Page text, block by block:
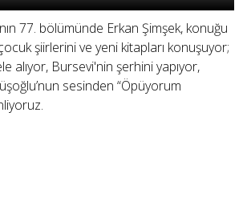
77. bölümünde Erkan Şimşek, konuğu
şiirlerini ve yeni kitapları konuşuyor;
alıyor, Bursevi'nin şerhini yapıyor,
sesinden “Öpüyorum